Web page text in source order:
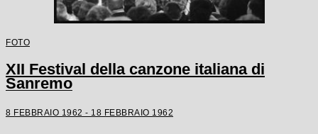
FOTO
XII Festival della canzone italiana di
Sanremo
8 FEBBRAIO 1962 - 18 FEBBRAIO 1962